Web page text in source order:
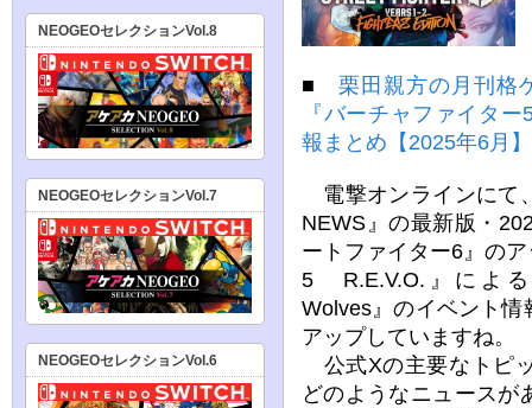
■ 栗田親方の月刊格
『バーチャファイタ
報まとめ【2025年6月】
電撃オンラインにて
NEWS』の最新版・
ートファイター6』の
5 R.E.V.O.』に
Wolves』のイベント
アップしていますね。
公式Xの主要なトピ
どのようなニュースが
NEOGEOセレクションVol.8
NEOGEOセレクションVol.7
NEOGEOセレクションVol.6